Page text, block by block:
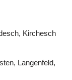
Kirchesch
Langenfeld,